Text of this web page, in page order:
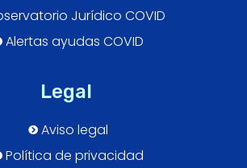
Jurídico COVID
Alertas ayudas COVID
Legal
Aviso legal
Política de privacidad